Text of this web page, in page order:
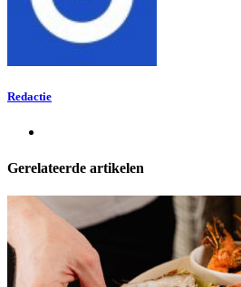
Redactie
Gerelateerde artikelen